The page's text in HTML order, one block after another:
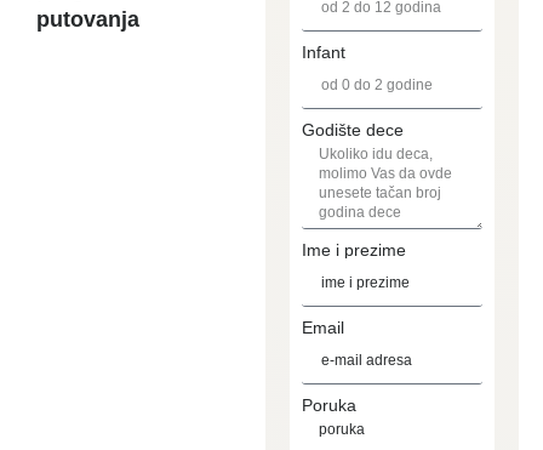
putovanja
Infant
Godište dece
Ime i prezime
Email
Poruka